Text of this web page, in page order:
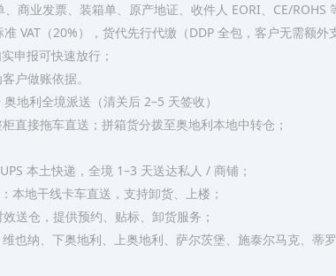
商业发票、装箱单、原产地证、收件人 EORI、CE/ROHS
VAT（20%），货代先行代缴（DDP 全包，客户无需额外
申报可快速放行；
户做账依据。
地利全境派送（清关后 2–5 天签收）
直接拖车直送；拼箱货分拨至奥地利本地中转仓；
本土快递，全境 1–3 天送达私人 / 商铺；
本地干线卡车直送，支持卸货、上楼；
送仓，提供预约、贴标、卸货服务；
也纳、下奥地利、上奥地利、萨尔茨堡、施泰尔马克、蒂